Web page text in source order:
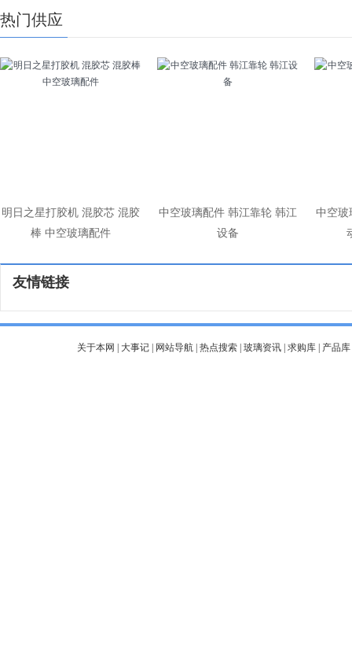
热门供应
明日之星打胶机 混胶芯 混胶
棒 中空玻璃配件
中空玻璃配件 韩江靠轮 韩江
设备
中空玻
友情链接
关于本网 大事记 网站导航 热点搜索 玻璃资讯 求购库 产品库